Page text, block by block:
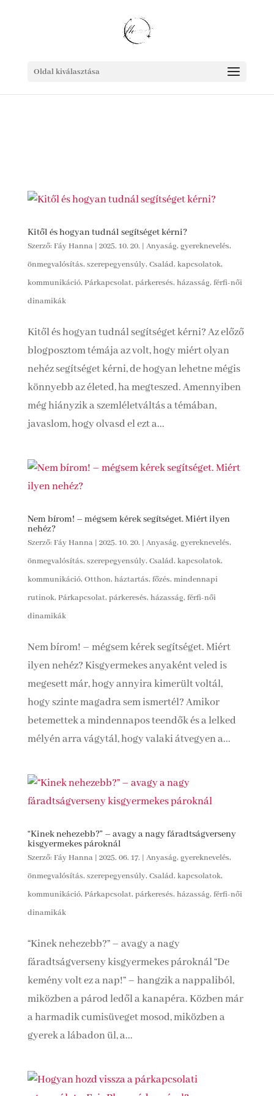
Oldal kiválasztása
Kitől és hogyan tudnál segítséget kérni?
Szerző: Fáy Hanna| 2025. 10. 20. | Anyaság, gyereknevelés,
önmegvalósítás, szerepegyensúly, Család, kapcsolatok,
kommunikáció, Párkapcsolat, párkeresés, házasság, férfi-női
dinamikák
Kitől és hogyan tudnál segítséget kérni? Az előző
blogposztom témája az volt, hogy miért olyan
nehéz segítséget kérni, de hogyan lehetne mégis
könnyebb az életed, ha megteszed. Amennyiben
még hiányzik a szemléletváltás a témában,
javaslom, hogy olvasd el ezt a...
Nem bírom! – mégsem kérek segítséget. Miért ilyen
nehéz?
Szerző: Fáy Hanna| 2025. 10. 20. | Anyaság, gyereknevelés,
önmegvalósítás, szerepegyensúly, Család, kapcsolatok,
kommunikáció, Otthon, háztartás, főzés, mindennapi
rutinok, Párkapcsolat, párkeresés, házasság, férfi-női
dinamikák
Nem bírom! – mégsem kérek segítséget. Miért
ilyen nehéz? Kisgyermekes anyaként veled is
megesett már, hogy annyira kimerült voltál,
hogy szinte magadra sem ismertél? Amikor
betemettek a mindennapos teendők és a lelked
mélyén arra vágytál, hogy valaki átvegyen a...
“Kinek nehezebb?” – avagy a nagy fáradtságverseny
kisgyermekes pároknál
Szerző: Fáy Hanna| 2025. 06. 17. | Anyaság, gyereknevelés,
önmegvalósítás, szerepegyensúly, Család, kapcsolatok,
kommunikáció, Párkapcsolat, párkeresés, házasság, férfi-női
dinamikák
“Kinek nehezebb?” – avagy a nagy
fáradtságverseny kisgyermekes pároknál “De
kemény volt ez a nap!” – hangzik a nappaliból,
miközben a párod ledől a kanapéra. Közben már
a harmadik cumisüveget mosod, miközben a
gyerek a lábadon ül, a...